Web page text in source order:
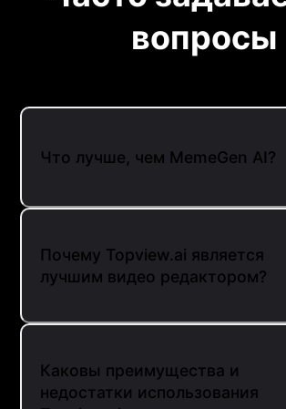
вопросы
Что лучше, чем MemeGen AI?
Почему Topview.ai является
лучшим видео редактором?
Каковы преимущества и
недостатки использования